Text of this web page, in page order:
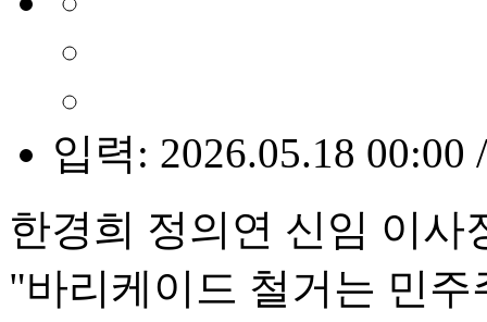
입력: 2026.05.18 00:00
한경희 정의연 신임 이사
"바리케이드 철거는 민주